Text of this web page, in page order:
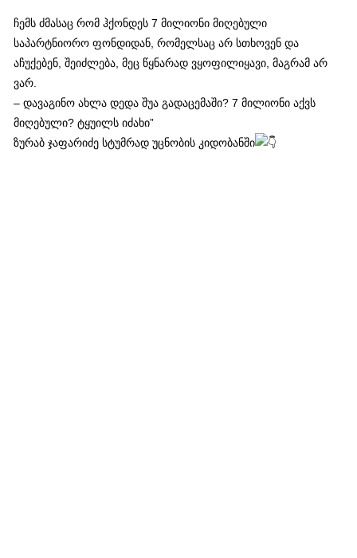
ჩემს ძმასაც რომ ჰქონდეს 7 მილიონი მიღებული
საპარტნიორო ფონდიდან, რომელსაც არ სთხოვენ და
აჩუქებენ, შეიძლება, მეც წყნარად ვყოფილიყავი, მაგრამ არ
ვარ.
– დავაგინო ახლა დედა შუა გადაცემაში? 7 მილიონი აქვს
მიღებული? ტყუილს იძახი”
ზურაბ ჯაფარიძე სტუმრად უცნობის კიდობანში